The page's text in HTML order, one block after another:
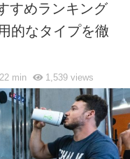
すめランキング
的なタイプを徹
min 1,539views